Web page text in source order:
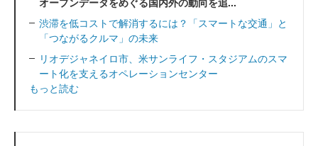
渋滞を低コストで解消するには？「スマートな交通」と
「つながるクルマ」の未来
リオデジャネイロ市、米サンライフ・スタジアムのスマ
ート化を支えるオペレーションセンター
もっと読む